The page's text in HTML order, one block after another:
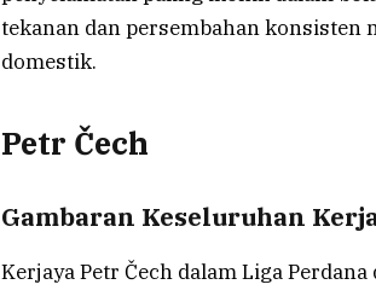
tekanan dan persembahan konsisten
domestik.
Petr Čech
Gambaran Keseluruhan
Kerjaya Petr Čech dalam Liga